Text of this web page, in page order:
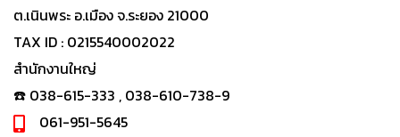
ต.เนินพระ อ.เมือง จ.ระยอง 21000
TAX ID : 0215540002022
สำนักงานใหญ่
☎️ 038-615-333 , 038-610-738-9
061-951-5645